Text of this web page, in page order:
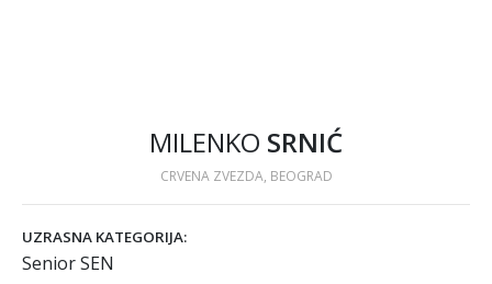
MILENKO SRNIĆ
CRVENA ZVEZDA, BEOGRAD
UZRASNA KATEGORIJA:
Senior SEN